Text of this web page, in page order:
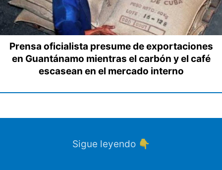
Prensa oficialista presume de exportaciones
en Guantánamo mientras el carbón y el café
escasean en el mercado interno
Sigue leyendo 👇